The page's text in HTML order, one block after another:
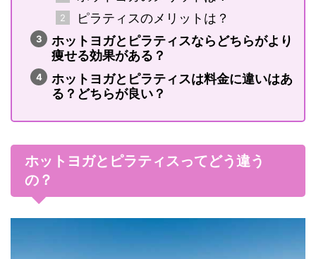
ピラティスのメリットは？
ホットヨガとピラティスならどちらがより
痩せる効果がある？
ホットヨガとピラティスは料金に違いはあ
る？どちらが良い？
ホットヨガとピラティスってどう違う
の？